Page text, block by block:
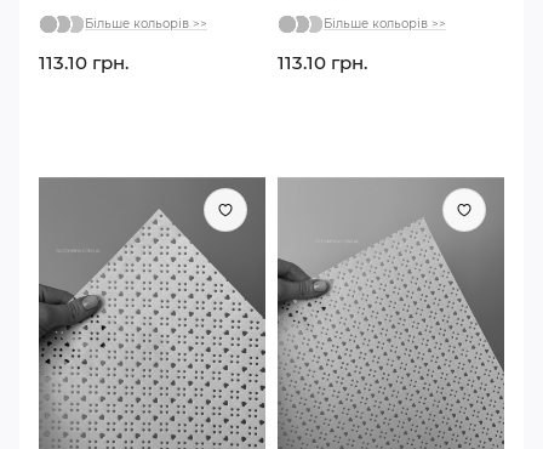
Більше кольорів >>
113.10 грн.
Більше кольорів >>
113.10 грн.